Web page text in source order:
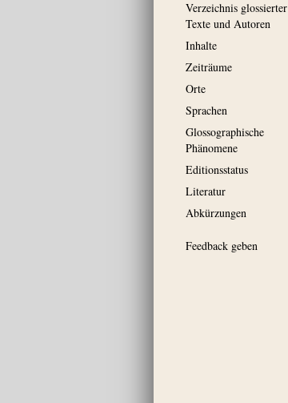
Verzeichnis glossierter
Texte und Autoren
Inhalte
Zeiträume
Orte
Sprachen
Glossographische
Phänomene
Editionsstatus
Literatur
Abkürzungen
Feedback geben